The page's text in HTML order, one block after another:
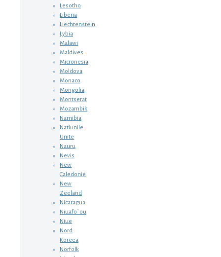
Lesotho
Liberia
Liechtenstein
Lybia
Malawi
Maldives
Micronesia
Moldova
Monaco
Mongolia
Montserat
Mozambik
Namibia
Natiunile
Unite
Nauru
Nevis
New
Caledonie
New
Zeeland
Nicaragua
Niuafo`ou
Niue
Nord
Koreea
Norfolk